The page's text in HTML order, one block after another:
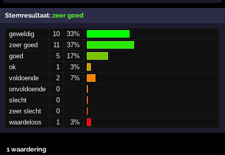
Stemresultaat:zeer goed
geweldig 10
33%
zeer goed
11
37%
goed
5
17%
ok
1
3%
voldoende
2
7%
onvoldoende
0
slecht
0
zeer slecht
0
waardeloos
1 3%
1 waardering